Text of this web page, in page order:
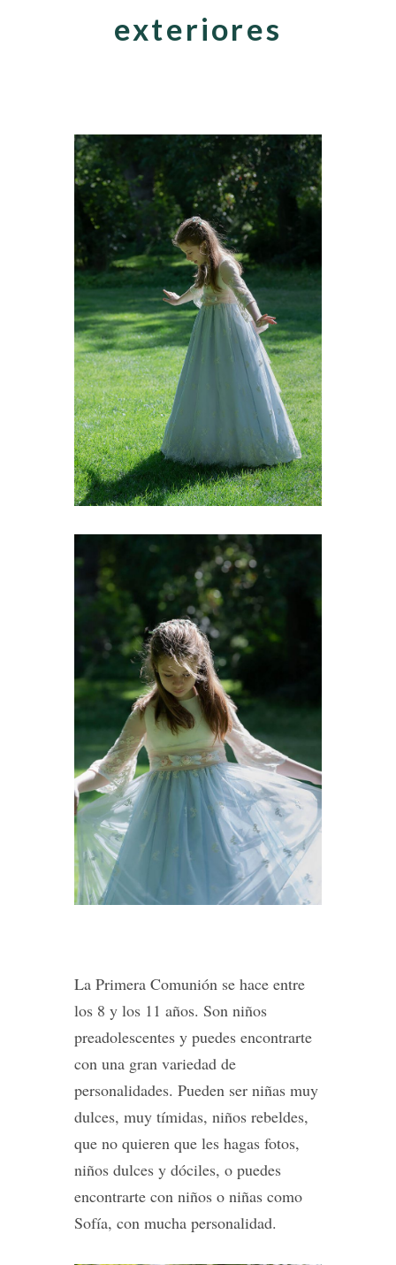
exteriores
La Primera Comunión se hace entre
los 8 y los 11 años. Son niños
preadolescentes y puedes encontrarte
con una gran variedad de
personalidades. Pueden ser niñas muy
dulces, muy tímidas, niños rebeldes,
que no quieren que les hagas fotos,
niños dulces y dóciles, o puedes
encontrarte con niños o niñas como
Sofía, con mucha personalidad.